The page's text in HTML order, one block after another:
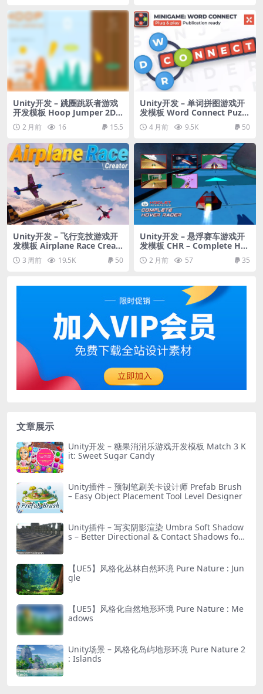
Unity开发 – 跳圈跳跃者游戏
开发模板 Hoop Jumper 2D –
Flappy Hoops Platform Tap
py Jumper Game (Mobile F
riendly) + Jumpy Fireball 2
D!
2 月前 16 15.5
Unity开发 – 单词拼图游戏开
发模板 Word Connect Puzzl
e Game
4 月前 9.5K 50
Unity开发 – 飞行竞技游戏开
发模板 Airplane Race Creat
or 3 周前 19.5K 50
Unity开发 – 悬浮赛车游戏开
发模板 CHR – Complete Ho
ver Racer
2 月前 57 35
文章展示
Unity开发 – 糖果消消乐游戏开发模板 Match 3 K
it: Sweet Sugar Candy
Unity插件 – 预制笔刷关卡设计师 Prefab Brush
– Easy Object Placement Tool Level Designer
Unity插件 – 写实阴影渲染 Umbra Soft Shadow
s – Better Directional & Contact Shadows for
【UE5】风格化丛林自然环境 Pure Nature : Jun
gle
【UE5】风格化自然地形环境 Pure Nature : Me
adows
Unity场景 – 风格化岛屿地形环境 Pure Nature 2
: Islands